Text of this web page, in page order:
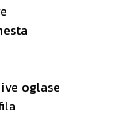
oglase